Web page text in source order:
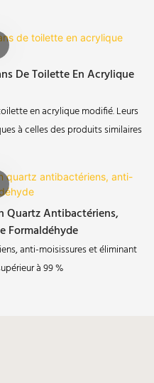
De Toilette En Acrylique
en acrylique modifié. Leurs
à celles des produits similaires
Quartz Antibactériens,
Formaldéhyde
anti-moisissures et éliminant
à 99 %